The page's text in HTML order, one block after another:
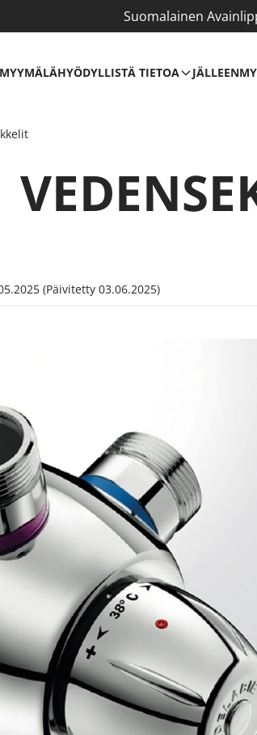
Suomalainen
MYYMÄLÄHYÖDYLLISTÄ TIETOA
(Päivitetty 03.06.2025)